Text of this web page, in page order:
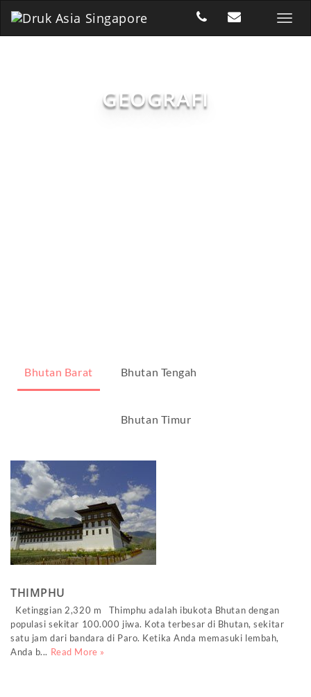
GEOGRAFI
Bhutan Barat Bhutan Tengah
Bhutan Timur
THIMPHU
Ketinggian 2,320 m Thimphu adalah ibukota Bhutan dengan
populasi sekitar 100.000 jiwa. Kota terbesar di Bhutan, sekitar
satu jam dari bandara di Paro. Ketika Anda memasuki lembah,
Anda b... Read More »